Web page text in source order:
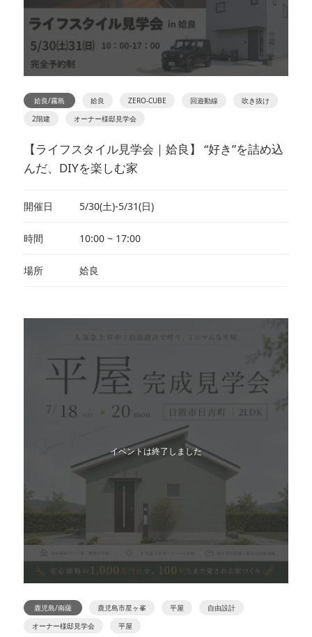
姶良/霧島 姶良 ZERO-CUBE 回遊動線
吹き抜け
2階建
オーナー様邸見学会
【ライフスタイル見学会｜姶良】 “好き”を詰め込
んだ、DIYを楽しむ家
開催日 5/30(土)-5/31(日)
時間 10:00 ~ 17:00
場所 姶良
イベントは終了しました
鹿児島/南薩 鹿児島市星ヶ峯 平屋
自由設計
オーナー様邸見学会
平屋